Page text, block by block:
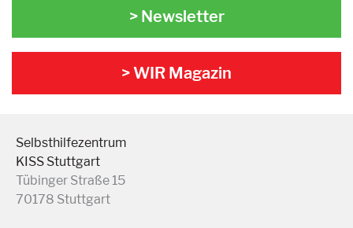
> Newsletter
> WIR Magazin
Selbsthilfezentrum
KISS Stuttgart
Tübinger Straße 15
70178 Stuttgart